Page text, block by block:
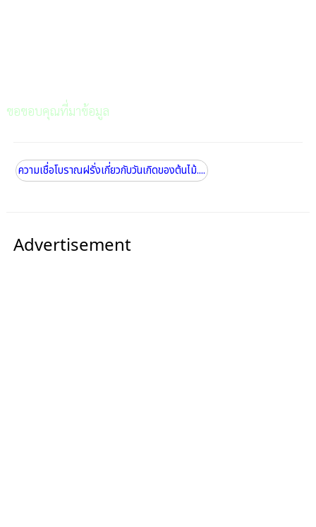
ขอขอบคุณที่มาข้อมูล
ความเชื่อโบราณฝรั่งเกี่ยวกับวันเกิดของต้นไม้....
Advertisement